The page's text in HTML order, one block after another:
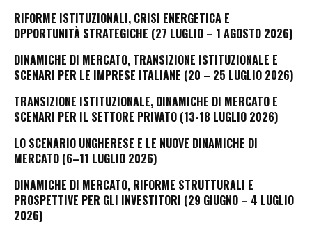
RIFORME ISTITUZIONALI, CRISI ENERGETICA E
OPPORTUNITÀ STRATEGICHE (27 LUGLIO – 1 AGOSTO 2026)
DINAMICHE DI MERCATO, TRANSIZIONE ISTITUZIONALE E
SCENARI PER LE IMPRESE ITALIANE (20 – 25 LUGLIO 2026)
TRANSIZIONE ISTITUZIONALE, DINAMICHE DI MERCATO E
SCENARI PER IL SETTORE PRIVATO (13-18 LUGLIO 2026)
LO SCENARIO UNGHERESE E LE NUOVE DINAMICHE DI
MERCATO (6–11 LUGLIO 2026)
DINAMICHE DI MERCATO, RIFORME STRUTTURALI E
PROSPETTIVE PER GLI INVESTITORI (29 GIUGNO – 4 LUGLIO
2026)